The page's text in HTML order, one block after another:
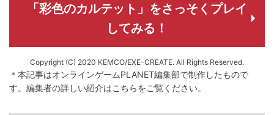
「彩色のカルテット」をさっそくプレイ
してみる！
Copyright (C) 2020 KEMCO/EXE-CREATE. All Rights Reserved.
＊本記事はオンラインゲームPLANET編集部で制作したもので
す。 編集者の詳しい紹介はこちらをご覧ください。